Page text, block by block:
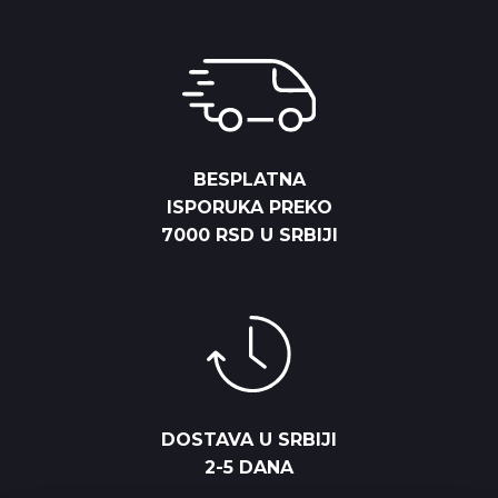
BESPLATNA
ISPORUKA PREKO
7000 RSD U SRBIJI
DOSTAVA U SRBIJI
2-5 DANA